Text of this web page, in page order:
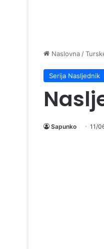
Naslovna /
Serija Nasljednik
Sapunko 11/